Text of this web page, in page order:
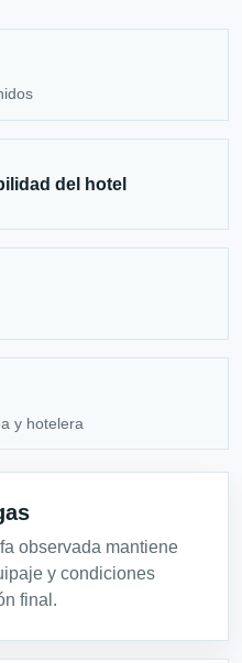
del hotel
y hotelera
observada mantiene
y condiciones
final.